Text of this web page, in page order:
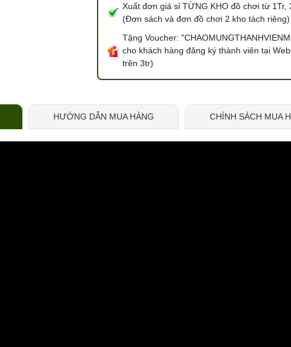
Xuất đơn giá sỉ TỪNG KHO đồ chơi từ 1Tr,
(Đơn sách và đơn đồ chơi 2 kho tách riêng)
Tặng Voucher:
cho khách hàng đăng ký thành viên tại
trên 3tr)
HƯỚNG DẪN MUA HÀNG CHÍNH SÁCH MUA